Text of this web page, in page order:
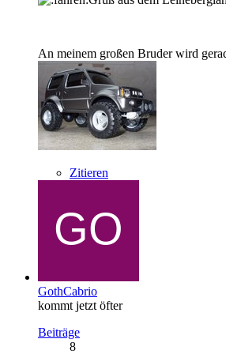
An meinem großen Bruder wird
Zitieren
GothCabrio
kommt jetzt öfter
Beiträge
8